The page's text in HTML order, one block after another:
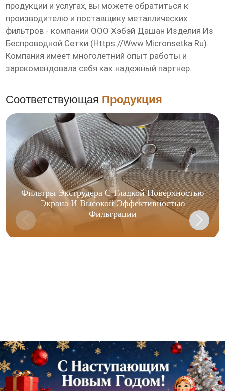
продукции и услугах, вы можете обратиться к
производителю и поставщику металлических
фильтров - компании ООО Хэбэй Дашан Изделия Из
Беспроводной Сетки (Https://www.micronsetka.ru).
Компания имеет многолетний опыт работы и
зарекомендовала себя как надежный партнер.
Соответствующая Продукция
Фильтры Экструдера С Гладкой Поверхностью
Экрана И Высокой Эффективностью
Фильтрации